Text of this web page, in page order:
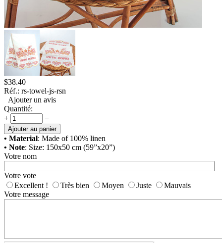
$38.40
Réf.: rs-towel-js-rsn
Ajouter un avis
Quantité:
+
−
Ajouter au panier
• Material: Made of 100% linen
• Note: Size: 150x50 cm (59”x20”)
Votre nom
Votre vote
Excellent !
Très bien Moyen Juste
Mauvais
Votre message